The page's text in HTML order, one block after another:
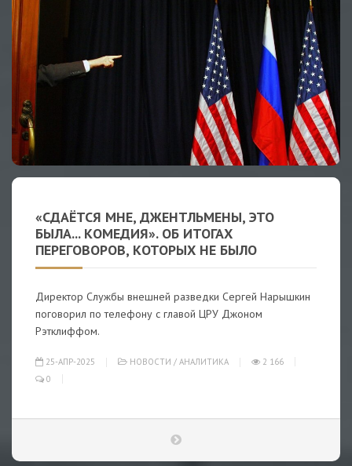
«СДАЁТСЯ МНЕ, ДЖЕНТЛЬМЕНЫ, ЭТО
БЫЛА... КОМЕДИЯ». ОБ ИТОГАХ
ПЕРЕГОВОРОВ, КОТОРЫХ НЕ БЫЛО
Директор Службы внешней разведки Сергей Нарышкин
поговорил по телефону с главой ЦРУ Джоном
Рэтклиффом.
25-АПР-2025 НОВОСТИ / АНАЛИТИКА
2 166
0